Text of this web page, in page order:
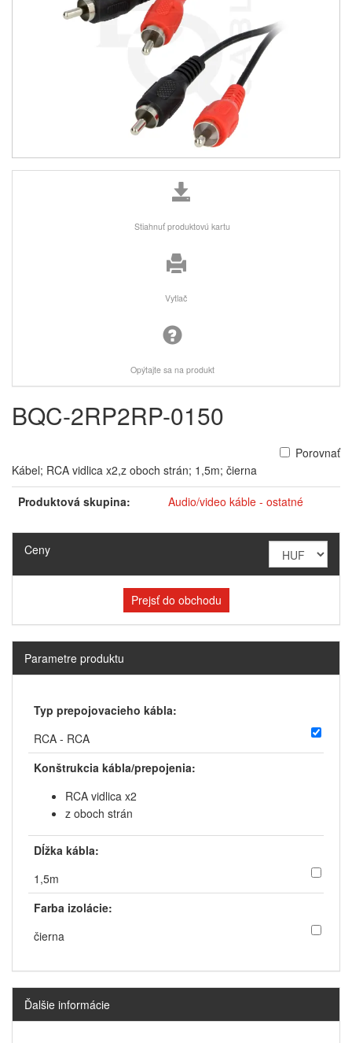
Stiahnuť produktovú kartu
Vytlač
Opýtajte sa na produkt
BQC-2RP2RP-0150
Porovnať
Kábel; RCA vidlica x2,z oboch strán; 1,5m; čierna
Produktová skupina:
Audio/video káble - ostatné
Ceny
Prejsť do obchodu
Parametre produktu
Typ prepojovacieho kábla:
RCA - RCA
Konštrukcia kábla/prepojenia:
RCA vidlica x2
z oboch strán
Dĺžka kábla:
1,5m
Farba izolácie:
čierna
Ďalšie informácie